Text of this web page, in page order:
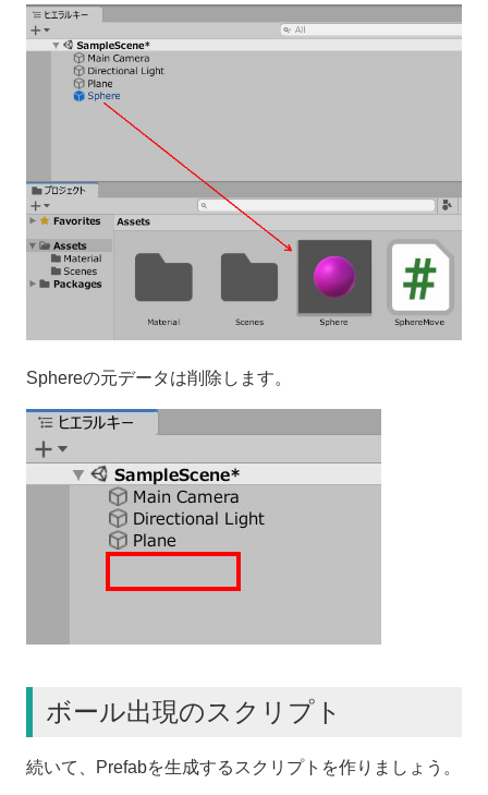
Sphereの元データは削除します。
ボール出現のスクリプト
続いて、Prefabを生成するスクリプトを作りましょう。